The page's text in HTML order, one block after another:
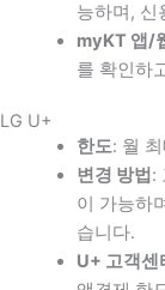
능하며, 신
myKT 앱/
를 확인하
LG U+
한도: 월
변경 방법 :
이 가능하
습니다.
U+ 고객센